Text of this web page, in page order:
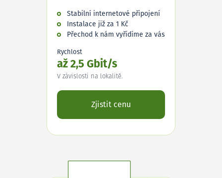
Stabilní internetové připojení
Instalace již za 1 Kč
Přechod k nám vyřídíme za vás
Rychlost
až 2,5 Gbit/s
V závislosti na lokalitě.
Zjistit cenu